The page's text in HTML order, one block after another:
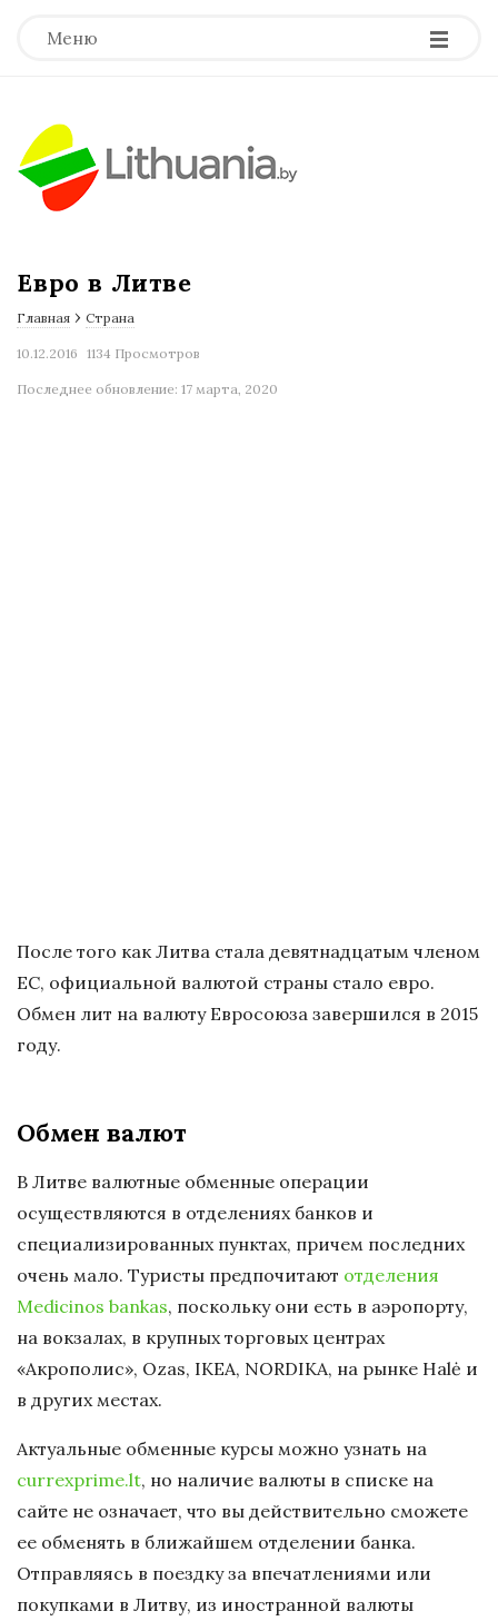
Меню -
-
-
Евро в Литве
Главная › Страна
10.12.2016 1134 Просмотров
Последнее обновление: 17 марта, 2020
После того как Литва стала девятнадцатым членом
ЕС, официальной валютой страны стало евро.
Обмен лит на валюту Евросоюза завершился в 2015
году.
Обмен валют
В Литве валютные обменные операции
осуществляются в отделениях банков и
специализированных пунктах, причем последних
очень мало. Туристы предпочитают отделения
Medicinos bankas, поскольку они есть в аэропорту,
на вокзалах, в крупных торговых центрах
«Акрополис», Ozas, IKEA, NORDIKA, на рынке Halė и
в других местах.
Актуальные обменные курсы можно узнать на
currexprime.lt, но наличие валюты в списке на
сайте не означает, что вы действительно сможете
ее обменять в ближайшем отделении банка.
Отправляясь в поездку за впечатлениями или
покупками в Литву, из иностранной валюты